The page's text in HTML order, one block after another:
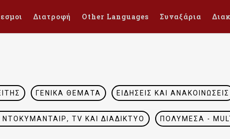
Διατροφή Other Languages Συναξάρια
ΓΕΝΙΚΆ ΘΈΜΑΤΑ ΕΙΔΉΣΕΙΣ ΚΑΙ ΑΝΑΚΟΙΝΏΣΕΙΣ
TV ΚΑΙ ΔΙΑΔΊΚΤΥΟ ΠΟΛΥΜΈΣΑ -